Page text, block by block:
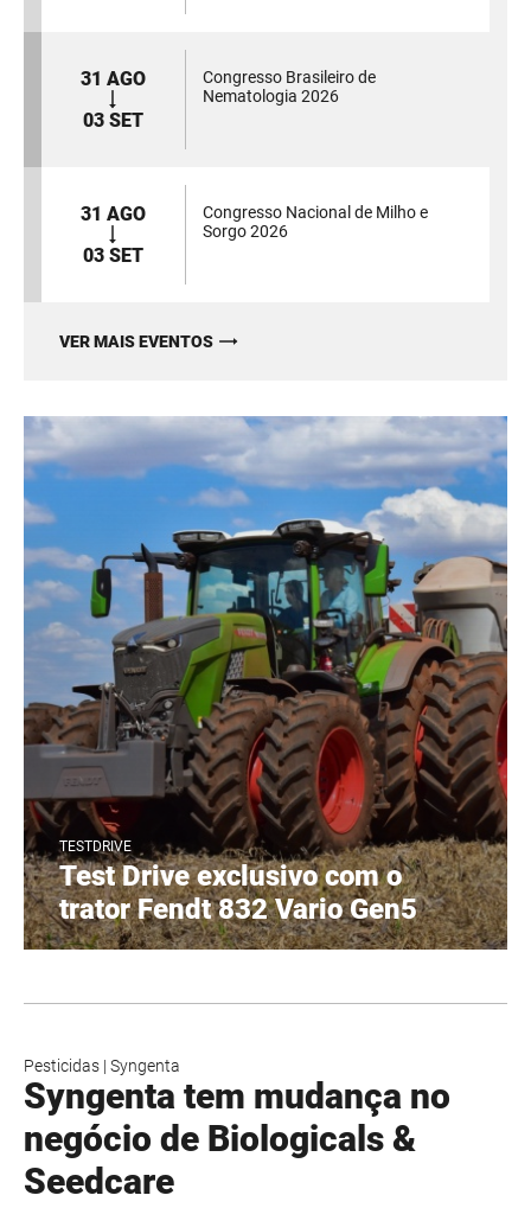
31 AGO
03 SET
Congresso Brasileiro de
Nematologia 2026
31 AGO
03 SET
Congresso Nacional de Milho e
Sorgo 2026
VER MAIS EVENTOS
TESTDRIVE
Test Drive exclusivo com o
trator Fendt 832 Vario Gen5
Pesticidas | Syngenta
Syngenta tem mudança no
negócio de Biologicals &
Seedcare